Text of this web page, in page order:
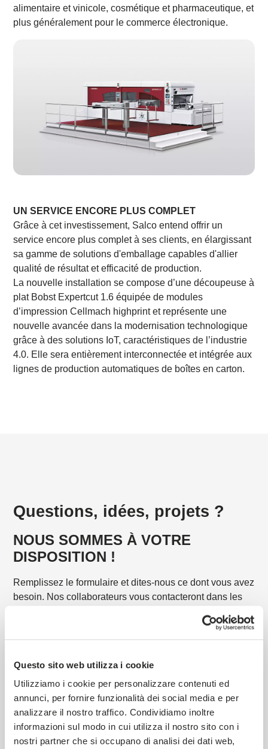
Questo sito web utilizza i cookie
Utilizziamo i cookie per personalizzare contenuti ed
annunci, per fornire funzionalità dei social media e per
analizzare il nostro traffico. Condividiamo inoltre
informazioni sul modo in cui utilizza il nostro sito con i
nostri partner che si occupano di analisi dei dati web,
alimentaire et vinicole, cosmétique et pharmaceutique, et
plus généralement pour le commerce électronique.
UN SERVICE ENCORE PLUS COMPLET
Grâce à cet investissement, Salco entend offrir un
service encore plus complet à ses clients, en élargissant
sa gamme de solutions d'emballage capables d'allier
qualité de résultat et efficacité de production.
La nouvelle installation se compose d’une découpeuse à
plat Bobst Expertcut 1.6 équipée de modules
d’impression Cellmach highprint et représente une
nouvelle avancée dans la modernisation technologique
grâce à des solutions IoT, caractéristiques de l’industrie
4.0. Elle sera entièrement interconnectée et intégrée aux
lignes de production automatiques de boîtes en carton.
Questions, idées, projets ?
NOUS SOMMES À VOTRE
DISPOSITION !
Remplissez le formulaire et dites-nous ce dont vous avez
besoin. Nos collaborateurs vous contacteront dans les
expérience
6 lignes de
production
1 département de
fabrication du papier